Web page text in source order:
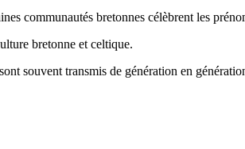
communautés bretonnes célèbrent les
bretonne et celtique.
souvent transmis de génération en